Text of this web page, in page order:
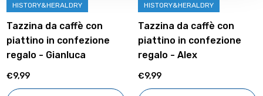
HISTORY&HERALDRY
Tazzina da caffè con
piattino in confezione
regalo - Gianluca
€9,99
HISTORY&HERALDRY
Tazzina da caffè con
piattino in confezione
regalo - Alex
€9,99